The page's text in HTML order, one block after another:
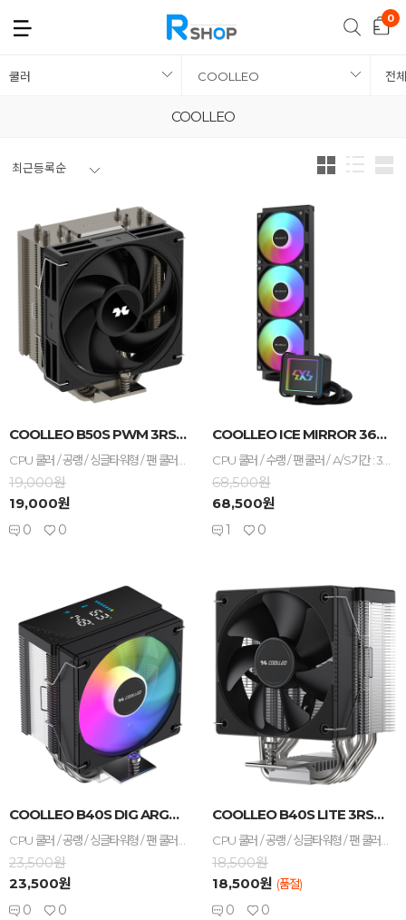
쿨러 COOLLEO 전
COOLLEO
최근등록순
COOLLEO B50S PWM 3RSYS BLACK
19,000원
19,000원
0
0
COOLLEO ICE MIRROR 360 3RSYS...
CPU 쿨러 / 수랭 / 팬 쿨러 / A/S기간 : 3년 / [호환/크기] 인텔 소켓 : LGA1851 , LGA1700 / AMD 소켓 : AM5 , AM4 / 가로 : 105mm / 세로 : 90mm / 높이 : 129mm / 라디에이터 길이 : 397mm / 라디에이터 두께 : 27mm / 호스 길이 : 400mm / [쿨링팬] 팬 크기 : 120mm / 팬 개수 : 3개 / 25T / 3-4핀 / 베어링 : HDB(유체) / 2000 RPM / 최대 풍량 : 74.9 CFM / 최대 팬소음 : 27.8dBA / 작동전압 : 팬 12V , LED 5V / [부가기능] RGB / PWM 지원 / [구성품/기타] 써멀컴파운드 / 써멀유형 : 주사기형
68,500원
68,500원
1
0
COOLLEO B40S DIG ARGB 3RSYS ...
23,500원
23,500원
0
0
COOLLEO B40S LITE 3RSYS BLAC...
18,500원
18,500원 (품절)
0 0